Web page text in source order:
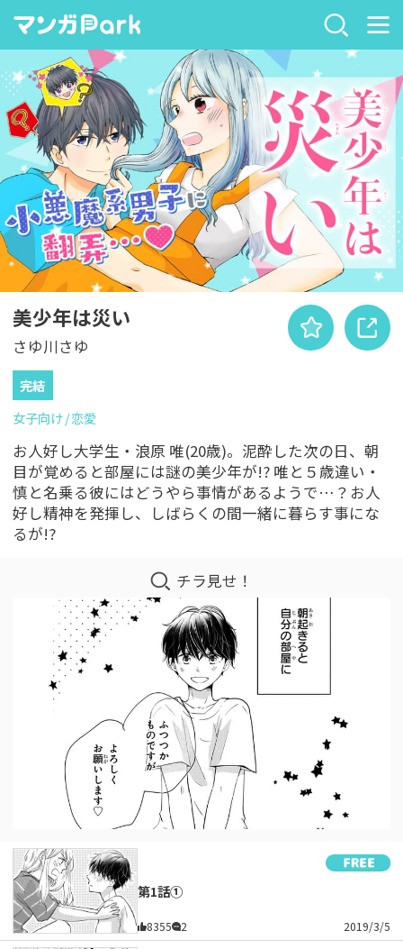
美少年は災い
さゆ川さゆ
完結
女子向け 恋愛
お人好し大学生・浪原 唯(20歳)。泥酔した次の日、朝
目が覚めると部屋には謎の美少年が!? 唯と５歳違い・
慎と名乗る彼にはどうやら事情があるようで…？お人
好し精神を発揮し、しばらくの間一緒に暮らす事にな
るが!?
チラ見せ！
第1話①
8355 2 2019/3/5